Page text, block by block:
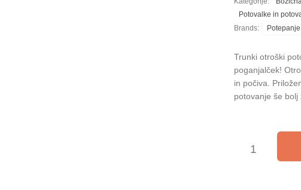
Potovalke in
Brands:
Potepanje
Trunki otroški
poganjalček!
in počiva.
potovanje še bolj
Trunki® otroški